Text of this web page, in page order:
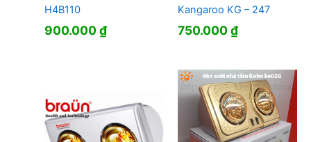
H4B110
900.000₫
Kangaroo KG – 247
750.000₫